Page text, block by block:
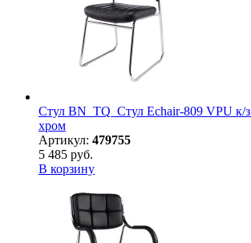
Стул BN_TQ_Стул Echair-809 VPU к/з
хром
Артикул: 479755
5 485 руб.
В корзину